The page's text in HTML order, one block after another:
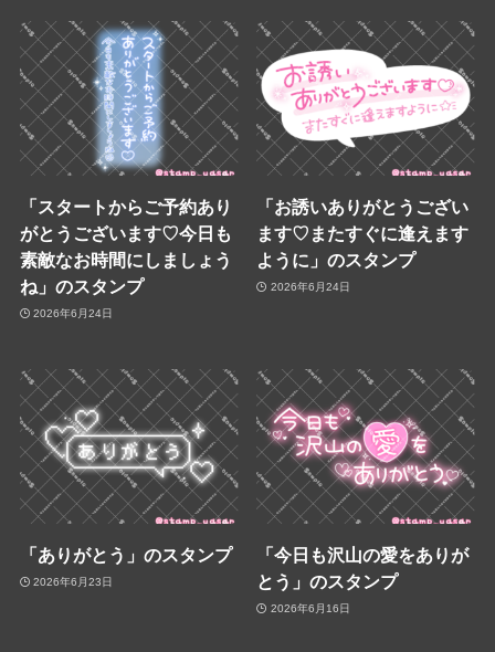
「スタートからご予約あり
がとうございます♡今日も
素敵なお時間にしましょう
ね」のスタンプ
2026年6月24日
「お誘いありがとうござい
ます♡またすぐに逢えます
ように」のスタンプ
2026年6月24日
「ありがとう」のスタンプ
2026年6月23日
「今日も沢山の愛をありが
とう」のスタンプ
2026年6月16日